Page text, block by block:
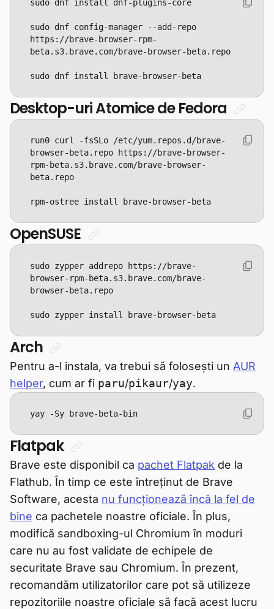
sudo dnf config-manager --add-repo
https://brave-browser-rpm-
sudo dnf install brave-browser-beta
Desktop-uri Atomice de Fedora
run0 curl -fsSLo /etc/yum.repos.d/brave-
browser-beta.repo https://brave-browser-
rpm-beta.s3.brave.com/brave-browser-
rpm-ostree install brave-browser-beta
OpenSUSE
sudo zypper addrepo https://brave-
browser-rpm-beta.s3.brave.com/brave-
sudo zypper install brave-browser-beta
Arch
Pentru a-l instala, va trebui să folosești un AUR
helper, cum ar fi paru/pikaur/yay.
yay -Sy brave-beta-bin
Flatpak
Brave este disponibil ca pachet Flatpak de la
Flathub. În timp ce este întreținut de Brave
Software, acesta nu funcționează încă la fel de
bine ca pachetele noastre oficiale. În plus,
modifică sandboxing-ul Chromium în moduri
care nu au fost validate de echipele de
securitate Brave sau Chromium. În prezent,
recomandăm utilizatorilor care pot să utilizeze
repozitoriile noastre oficiale să facă acest lucru